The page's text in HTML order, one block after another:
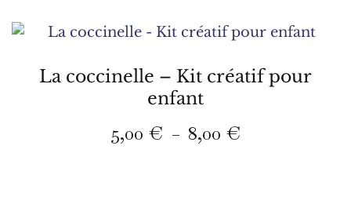
la
du
produit
La coccinelle – Kit créatif pour
enfant
5,00 € – 8,00 €